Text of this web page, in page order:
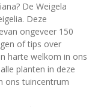
De Weigela
Deze
ongeveer 150
of tips over
harte welkom in ons
planten in deze
ons tuincentrum